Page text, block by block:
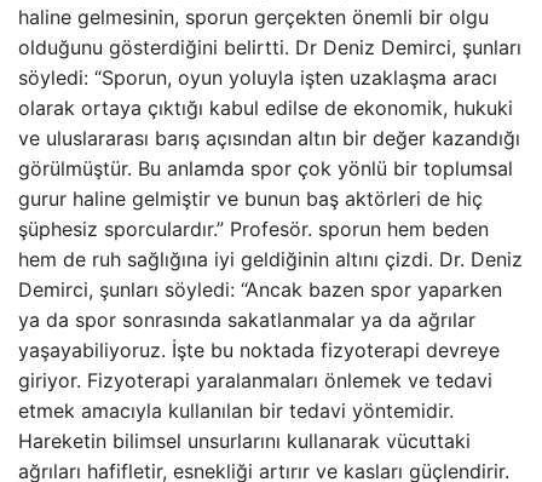
haline gelmesinin, sporun gerçekten önemli bir olgu
olduğunu gösterdiğini belirtti. Dr Deniz Demirci, şunları
söyledi: “Sporun, oyun yoluyla işten uzaklaşma aracı
olarak ortaya çıktığı kabul edilse de ekonomik, hukuki
ve uluslararası barış açısından altın bir değer kazandığı
görülmüştür. Bu anlamda spor çok yönlü bir toplumsal
gurur haline gelmiştir ve bunun baş aktörleri de hiç
şüphesiz sporculardır.” Profesör. sporun hem beden
hem de ruh sağlığına iyi geldiğinin altını çizdi. Dr. Deniz
Demirci, şunları söyledi: “Ancak bazen spor yaparken
ya da spor sonrasında sakatlanmalar ya da ağrılar
yaşayabiliyoruz. İşte bu noktada fizyoterapi devreye
giriyor. Fizyoterapi yaralanmaları önlemek ve tedavi
etmek amacıyla kullanılan bir tedavi yöntemidir.
Hareketin bilimsel unsurlarını kullanarak vücuttaki
ağrıları hafifletir, esnekliği artırır ve kasları güçlendirir.